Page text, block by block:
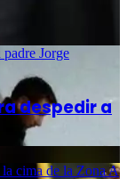
Jorge
despedir a
cima de la Zona A